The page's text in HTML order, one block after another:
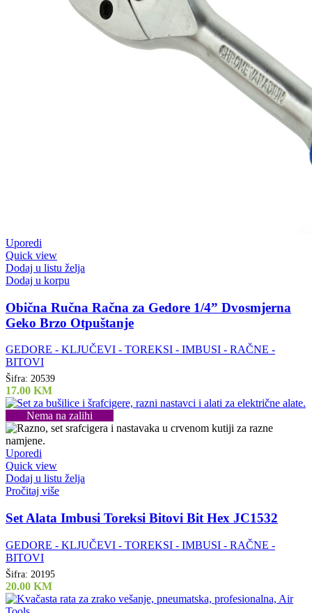
Uporedi
Quick view
Dodaj u listu želja
Dodaj u korpu
Obična Ručna Račna za Gedore 1/4” Dvosmjerna
Geko Brzo Otpuštanje
GEDORE - KLJUČEVI - TOREKSI - IMBUSI - RAČNE -
BITOVI
Šifra: 20539
17.00 KM
Nema na zalihi
Uporedi
Quick view
Dodaj u listu želja
Pročitaj više
Set Alata Imbusi Toreksi Bitovi Bit Hex JC1532
GEDORE - KLJUČEVI - TOREKSI - IMBUSI - RAČNE -
BITOVI
Šifra: 20195
20.00 KM